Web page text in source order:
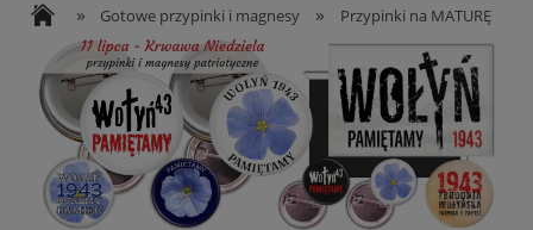
» Gotowe przypinki i magnesy » Przypinki na MATURĘ